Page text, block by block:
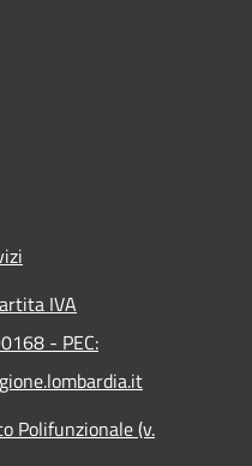
IVA
- PEC:
Polifunzionale (v.